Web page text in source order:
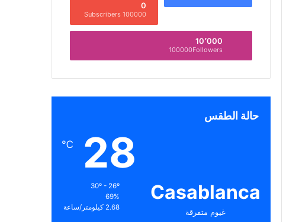
0
100000 Subscribers
10٬000
100000Followers
حالة الطقس
Casablanca
غيوم متفرقة
28
℃
30º - 26º
69%
2.68 كيلومتر/ساعة